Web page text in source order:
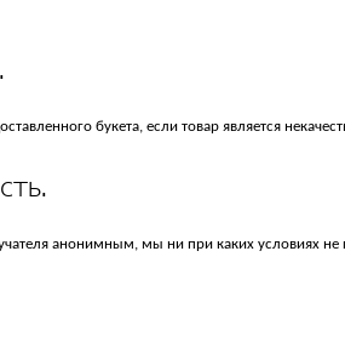
букета, если товар является
анонимным, мы ни при каких условиях